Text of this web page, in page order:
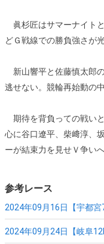
眞杉匠はサマーナイト
どＧ戦線での勝負強さが光
新山響平と佐藤慎太郎
逃せない。競輪再始動の
期待を背負っての戦い
心に谷口遼平、柴﨑淳、
ーが結束力を見せＶ争いへ
参考レース
2024年09月16日【宇都宮
2024年09月24日【岐阜